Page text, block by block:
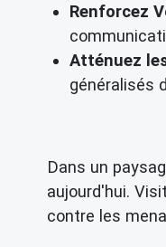
Renforcez
Atténuez
généralisés
Dans un
aujourd'hui.
contre les